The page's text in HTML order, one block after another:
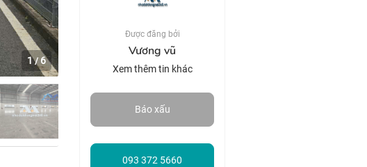
1/ 6
Được đăng bởi
Vương vũ
Xem thêm tin khác
Báo xấu
093 372 5660